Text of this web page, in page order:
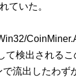
ていた。
て検出されるこ
流出したわず